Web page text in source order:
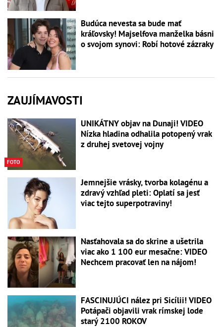
Budúca nevesta sa bude mať
kráľovsky! Majselfova manželka básni
o svojom synovi: Robí hotové zázraky
ZAUJÍMAVOSTI
FOTO
UNIKÁTNY objav na Dunaji! VIDEO
Nízka hladina odhalila potopený vrak
z druhej svetovej vojny
Jemnejšie vrásky, tvorba kolagénu a
zdravý vzhľad pleti: Oplatí sa jesť
viac tejto superpotraviny!
Nasťahovala sa do skrine a ušetrila
viac ako 1 100 eur mesačne: VIDEO
Nechcem pracovať len na nájom!
FASCINUJÚCI nález pri Sicílii! VIDEO
Potápači objavili vrak rímskej lode
starý 2100 ROKOV